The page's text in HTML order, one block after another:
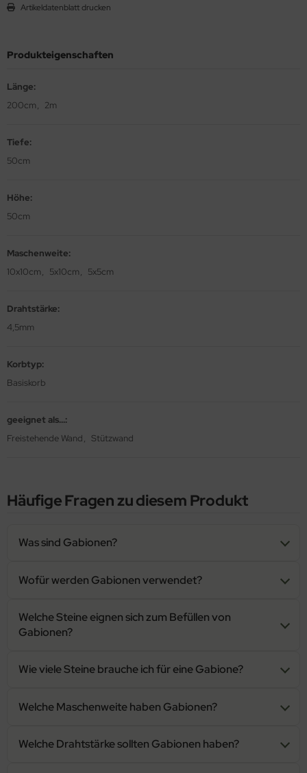
Artikeldatenblatt drucken
Produkteigenschaften
Länge:
200cm
2m
Tiefe:
50cm
Höhe:
50cm
Maschenweite:
10x10cm
5x10cm 5x5cm
Drahtstärke:
4,5mm
Korbtyp:
Basiskorb
geeignet als...:
Freistehende Wand
Stützwand
Häufige Fragen zu diesem Produkt
Was sind Gabionen?
Wofür werden Gabionen verwendet?
Welche Steine eignen sich zum Befüllen von
Gabionen?
Wie viele Steine brauche ich für eine Gabione?
Welche Maschenweite haben Gabionen?
Welche Drahtstärke sollten Gabionen haben?